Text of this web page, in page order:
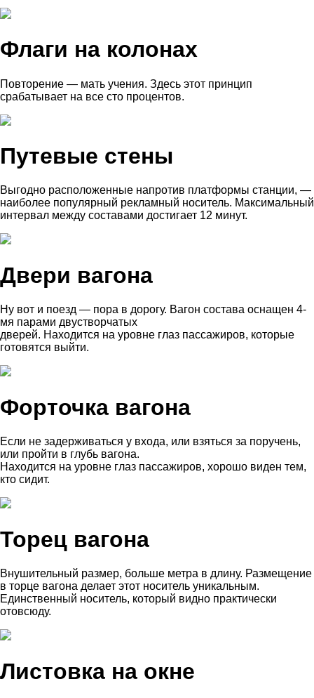
Флаги на колонах
Повторение — мать учения. Здесь этот принцип
срабатывает на все сто процентов.
Путевые стены
Выгодно расположенные напротив платформы станции, —
наиболее популярный рекламный носитель. Максимальный
интервал между составами достигает 12 минут.
Двери вагона
Ну вот и поезд — пора в дорогу. Вагон состава оснащен 4-
мя парами двустворчатых
дверей. Находится на уровне глаз пассажиров, которые
готовятся выйти.
Форточка вагона
Если не задерживаться у входа, или взяться за поручень,
или пройти в глубь вагона.
Находится на уровне глаз пассажиров, хорошо виден тем,
кто сидит.
Торец вагона
Внушительный размер, больше метра в длину. Размещение
в торце вагона делает этот носитель уникальным.
Единственный носитель, который видно практически
отовсюду.
Листовка на окне